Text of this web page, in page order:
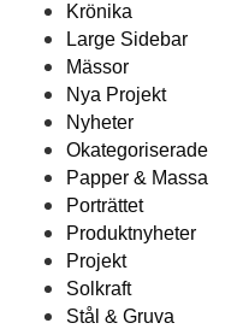
Krönika
Large Sidebar
Mässor
Nya Projekt
Nyheter
Okategoriserade
Papper & Massa
Porträttet
Produktnyheter
Projekt
Solkraft
Stål & Gruva